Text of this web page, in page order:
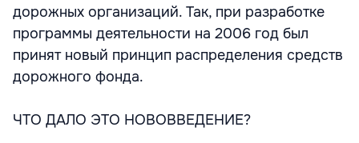
дорожных организаций. Так, при разработке
программы деятельности на 2006 год был
принят новый принцип распределения средств
дорожного фонда.
ЧТО ДАЛО ЭТО НОВОВВЕДЕНИЕ?